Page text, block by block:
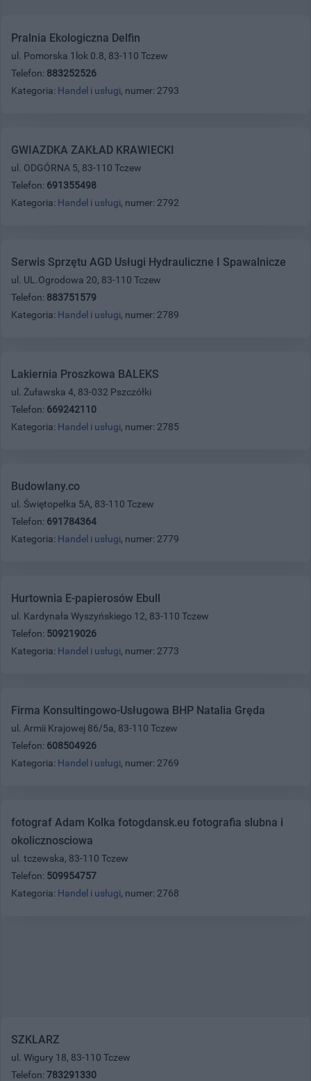
Pralnia Ekologiczna Delfin
ul. Pomorska 1lok 0.8, 83-110 Tczew
Telefon: 883252526
Kategoria: Handel i usługi, numer: 2793
GWIAZDKA ZAKŁAD KRAWIECKI
ul. ODGÓRNA 5, 83-110 Tczew
Telefon: 691355498
Kategoria: Handel i usługi, numer: 2792
Serwis Sprzętu AGD Usługi Hydrauliczne I Spawalnicze
ul. UL.Ogrodowa 20, 83-110 Tczew
Telefon: 883751579
Kategoria: Handel i usługi, numer: 2789
Lakiernia Proszkowa BALEKS
ul. Żuławska 4, 83-032 Pszczółki
Telefon: 669242110
Kategoria: Handel i usługi, numer: 2785
Budowlany.co
ul. Świętopełka 5A, 83-110 Tczew
Telefon: 691784364
Kategoria: Handel i usługi, numer: 2779
Hurtownia E-papierosów Ebull
ul. Kardynała Wyszyńskiego 12, 83-110 Tczew
Telefon: 509219026
Kategoria: Handel i usługi, numer: 2773
Firma Konsultingowo-Usługowa BHP Natalia Gręda
ul. Armii Krajowej 86/5a, 83-110 Tczew
Telefon: 608504926
Kategoria: Handel i usługi, numer: 2769
fotograf Adam Kolka fotogdansk.eu fotografia slubna i
okolicznosciowa
ul. tczewska, 83-110 Tczew
Telefon: 509954757
Kategoria: Handel i usługi, numer: 2768
SZKLARZ
ul. Wigury 18, 83-110 Tczew
Telefon: 783291330